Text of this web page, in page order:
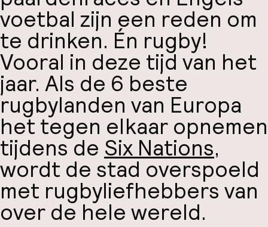
voetbal zijn een reden om
te drinken. Én rugby!
Vooral in deze tijd van het
jaar. Als de 6 beste
rugbylanden van Europa
het tegen elkaar opnemen
tijdens de Six Nations,
wordt de stad overspoeld
met rugbyliefhebbers van
over de hele wereld.